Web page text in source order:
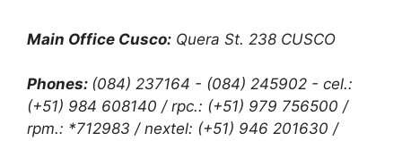
Main Office Cusco: Quera St. 238 CUSCO
Phones: (084) 237164 - (084) 245902 - cel.:
(+51) 984 608140 / rpc.: (+51) 979 756500 /
rpm.: *712983 / nextel: (+51) 946 201630 /